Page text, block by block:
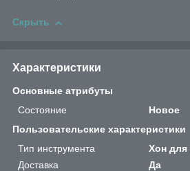
Скрыть
Характеристики
Основные атрибуты
Состояние
Новое
Пользовательские характеристики
Тип инструмента
Хон
Доставка
Да